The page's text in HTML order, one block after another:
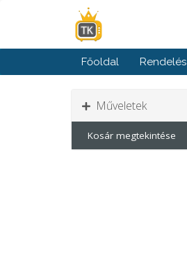
Főoldal Rendelés
Műveletek
Kosár megtekintése